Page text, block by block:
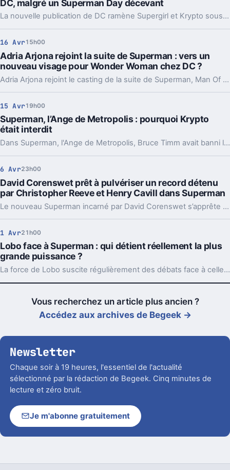
DC, malgré un Superman Day décevant
La nouvelle publication de DC ramène Supergirl et Krypto sous les projecteurs à l’approche de leur retour cinématographique en 2026. Cependant, cette actualité contraste avec la déception ressentie lors de la célébration récente du Superman Day.
16 Avr15h00
Adria Arjona rejoint la suite de Superman : vers un
nouveau visage pour Wonder Woman chez DC ?
Adria Arjona rejoint le casting de la suite de Superman, Man Of Tomorrow. Cette annonce relance les spéculations sur son éventuel rôle de Wonder Woman dans l’univers DC, attisant la curiosité des fans et du public.
15 Avr19h00
Superman, l’Ange de Metropolis : pourquoi Krypto
était interdit
Dans Superman, l'Ange de Metropolis, Bruce Timm avait banni le chien Krypto de la série. Le personnage n'apparaît finalement qu'en caméo dans l'épisode pilote.
6 Avr23h00
David Corenswet prêt à pulvériser un record détenu
par Christopher Reeve et Henry Cavill dans Superman
Le nouveau Superman incarné par David Corenswet s’apprête à marquer l’histoire du personnage en battant un record jusque-là détenu par Christopher Reeve et Henry Cavill, promettant ainsi une nouvelle ère pour l’Homme d’Acier au cinéma.
1 Avr21h00
Lobo face à Superman : qui détient réellement la plus
grande puissance ?
La force de Lobo suscite régulièrement des débats face à celle de Superman dans l’univers DC. Les comparaisons entre ces deux personnages révèlent l’étendue des pouvoirs de Lobo et la façon dont il rivalise avec l’Homme d’acier.
Vous recherchez un article plus ancien ?
Accédez aux archives de Begeek →
Newsletter
Chaque soir à 19 heures, l'essentiel de l'actualité
sélectionné par la rédaction de Begeek. Cinq minutes de
lecture et zéro bruit.
Je m'abonne gratuitement